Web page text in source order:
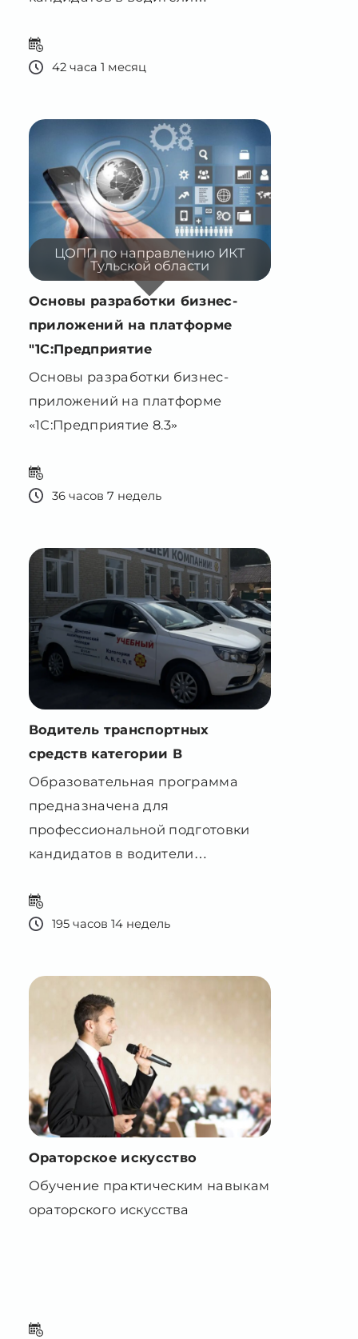
42 часа 1 месяц
ЦОПП по направлению ИКТ
Тульской области
Основы разработки бизнес-
приложений на платформе
"1С:Предприятие
Основы разработки бизнес-
приложений на платформе
«1С:Предприятие 8.3»
36 часов 7 недель
Водитель транспортных
средств категории В
Образовательная программа
предназначена для
профессиональной подготовки
кандидатов в водители
транспортных средств категории
В
195 часов 14 недель
Ораторское искусство
Обучение практическим навыкам
ораторского искусства